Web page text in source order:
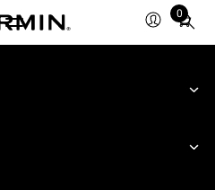
0
Total
items
cart: